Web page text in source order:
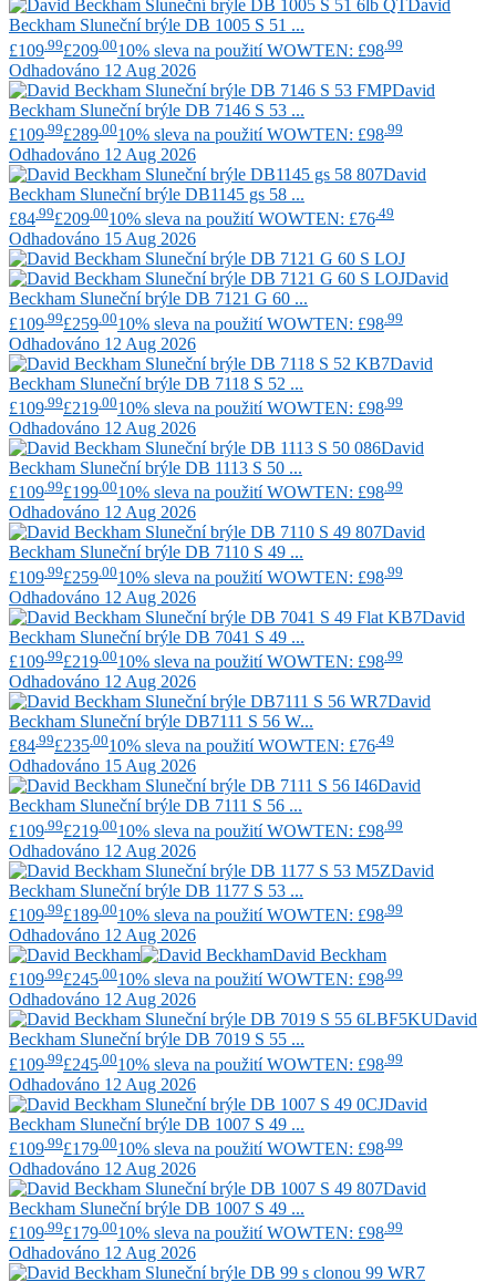
David
Beckham Sluneční brýle DB 1005 S 51 ...
£109 .99£209 .0010% sleva na použití WOWTEN: £98 .99
Odhadováno 12 Aug 2026
David
Beckham Sluneční brýle DB 7146 S 53 ...
£109 .99£289 .0010% sleva na použití WOWTEN: £98 .99
Odhadováno 12 Aug 2026
David
Beckham Sluneční brýle DB1145 gs 58 ...
£84 .99£209 .0010% sleva na použití WOWTEN: £76 .49
Odhadováno 15 Aug 2026
David
Beckham Sluneční brýle DB 7121 G 60 ...
£109 .99£259 .0010% sleva na použití WOWTEN: £98 .99
Odhadováno 12 Aug 2026
David
Beckham Sluneční brýle DB 7118 S 52 ...
£109 .99£219 .0010% sleva na použití WOWTEN: £98 .99
Odhadováno 12 Aug 2026
David
Beckham Sluneční brýle DB 1113 S 50 ...
£109 .99£199 .0010% sleva na použití WOWTEN: £98 .99
Odhadováno 12 Aug 2026
David
Beckham Sluneční brýle DB 7110 S 49 ...
£109 .99£259 .0010% sleva na použití WOWTEN: £98 .99
Odhadováno 12 Aug 2026
David
Beckham Sluneční brýle DB 7041 S 49 ...
£109 .99£219 .0010% sleva na použití WOWTEN: £98 .99
Odhadováno 12 Aug 2026
David
Beckham Sluneční brýle DB7111 S 56 W...
£84 .99£235 .0010% sleva na použití WOWTEN: £76 .49
Odhadováno 15 Aug 2026
David
Beckham Sluneční brýle DB 7111 S 56 ...
£109 .99£219 .0010% sleva na použití WOWTEN: £98 .99
Odhadováno 12 Aug 2026
David
Beckham Sluneční brýle DB 1177 S 53 ...
£109 .99£189 .0010% sleva na použití WOWTEN: £98 .99
Odhadováno 12 Aug 2026
David Beckham
£109 .99£245 .0010% sleva na použití WOWTEN: £98 .99
Odhadováno 12 Aug 2026
David
Beckham Sluneční brýle DB 7019 S 55 ...
£109 .99£245 .0010% sleva na použití WOWTEN: £98 .99
Odhadováno 12 Aug 2026
David
Beckham Sluneční brýle DB 1007 S 49 ...
£109 .99£179 .0010% sleva na použití WOWTEN: £98 .99
Odhadováno 12 Aug 2026
David
Beckham Sluneční brýle DB 1007 S 49 ...
£109 .99£179 .0010% sleva na použití WOWTEN: £98 .99
Odhadováno 12 Aug 2026